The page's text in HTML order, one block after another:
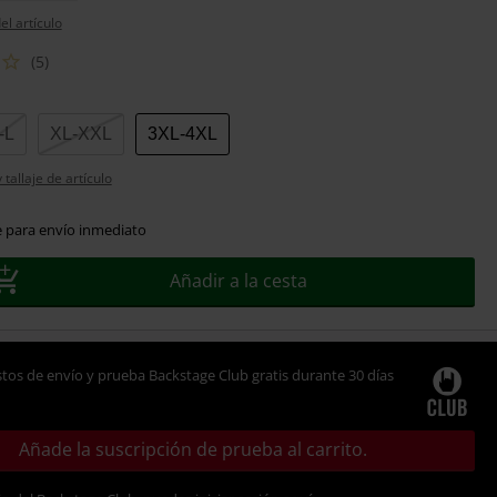
artículo
(5)
XL-XXL 3XL-4XL
tallaje de artículo
para envío inmediato
Añadir a la cesta
de envío y prueba Backstage Club gratis durante 30 días
Añade la suscripción de prueba al carrito.